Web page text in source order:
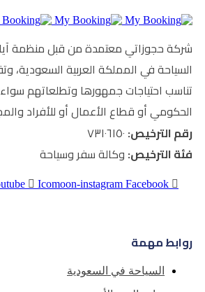
من قبل منظمة آياتا العالمية ووزارة
السعودية، وتقدم الحلول التي
وتطلعاتهم سواء في القطاع
أو للأفراد والمجموعات
سفر وسياحة
Icomoon-twitteYoutube Icomoon-